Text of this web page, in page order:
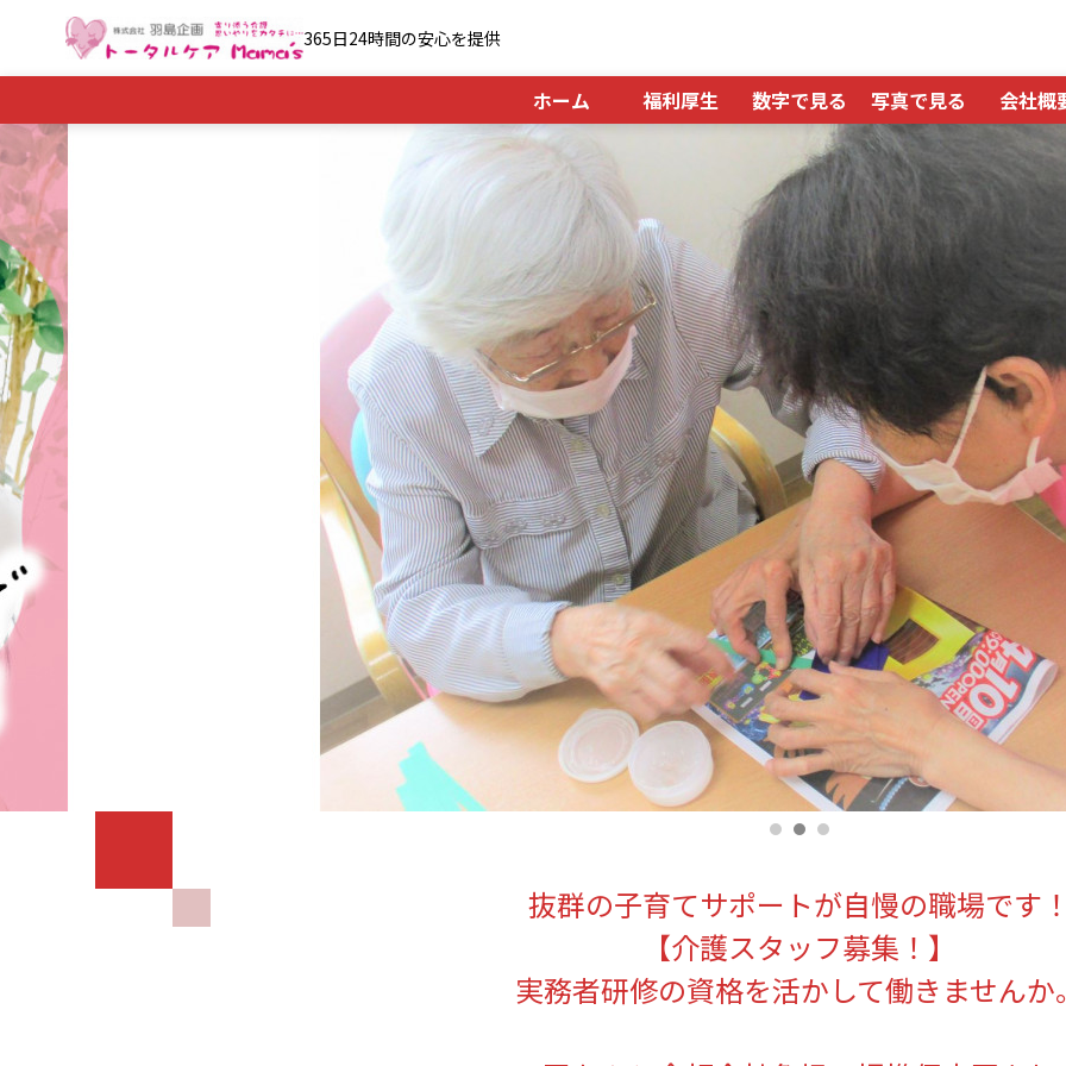
365日24時間の安心を提供
ホーム 福利厚生 数字で見る 写真で見る 会社概
抜群の子育てサポートが自慢の職場です
【介護スタッフ募集！】
実務者研修の資格を活かして働きませんか